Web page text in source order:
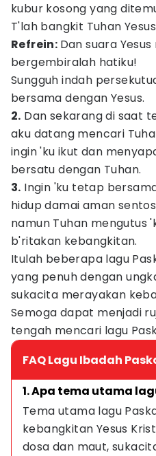
kubur kosong yang
T'lah bangkit Tuhan
Refrein: Dan suara
bergembiralah hatiku!
Sungguh indah
bersama dengan Yesus.
2. Dan sekarang di saat
aku datang mencari
ingin 'ku ikut dan
bersatu dengan Tuhan.
3. Ingin 'ku tetap
hidup damai aman
namun Tuhan mengutus
b'ritakan kebangkitan.
Itulah beberapa lagu
yang penuh dengan
sukacita merayakan
Semoga dapat menjadi
tengah mencari lagu
FAQ Lagu Ibadah
1. Apa tema utama
Tema utama lagu
kebangkitan Yesus
dosa dan maut,